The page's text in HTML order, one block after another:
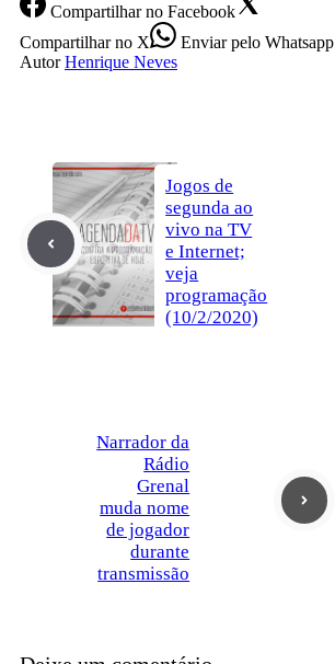
Compartilharno Facebook
Compartilharno X Enviarpelo Whatsapp
Autor Henrique Neves
Jogos de
segunda ao
vivo na TV
e Internet;
veja
programação
(10/2/2020)
Narrador da
Rádio
Grenal
muda nome
de jogador
durante
transmissão